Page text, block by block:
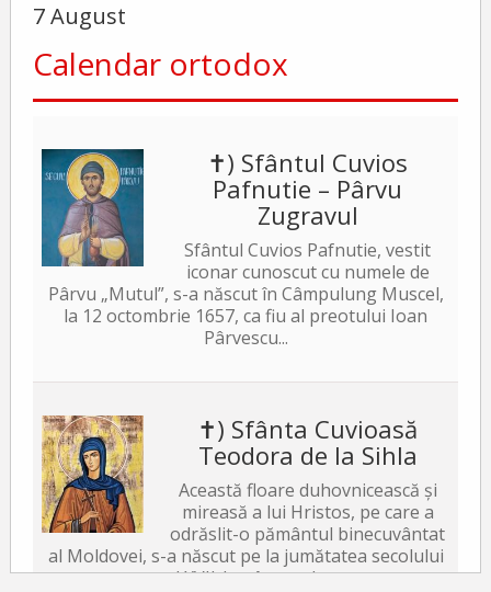
7 August
Calendar ortodox
✝) Sfântul Cuvios
Pafnutie – Pârvu
Zugravul
Sfântul Cuvios Pafnutie, vestit
iconar cunoscut cu numele de
Pârvu „Mutul”, s-a născut în Câmpulung Muscel,
la 12 octombrie 1657, ca fiu al preotului Ioan
Pârvescu...
✝) Sfânta Cuvioasă
Teodora de la Sihla
Această floare duhovnicească și
mireasă a lui Hristos, pe care a
odrăslit-o pământul binecuvântat
al Moldovei, s-a născut pe la jumătatea secolului
al XVII-lea, în satul...